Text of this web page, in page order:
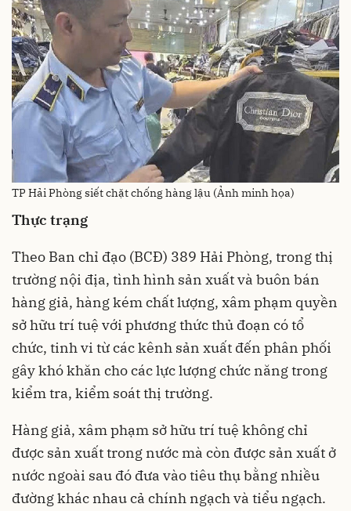
TP Hải Phòng siết chặt chống hàng lậu (Ảnh minh họa)
Thực trạng
Theo Ban chỉ đạo (BCĐ) 389 Hải Phòng, trong thị
trường nội địa, tình hình sản xuất và buôn bán
hàng giả, hàng kém chất lượng, xâm phạm quyền
sở hữu trí tuệ với phương thức thủ đoạn có tổ
chức, tinh vi từ các kênh sản xuất đến phân phối
gây khó khăn cho các lực lượng chức năng trong
kiểm tra, kiểm soát thị trường.
Hàng giả, xâm phạm sở hữu trí tuệ không chỉ
được sản xuất trong nước mà còn được sản xuất ở
nước ngoài sau đó đưa vào tiêu thụ bằng nhiều
đường khác nhau cả chính ngạch và tiểu ngạch.